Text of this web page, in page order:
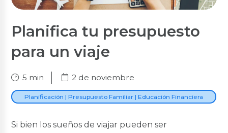
Cuenta Salud
Cuentas Corrientes
Cuenta Corriente
Cuenta Corriente Premium
Créditos Hipotecarios
VIS y VIP
Tu Casa Militares
Planifica tu presupuesto
para un viaje
5 min 2 de noviembre
Planificación | Presupuesto Familiar | Educación Financiera
Si bien los sueños de viajar pueden ser